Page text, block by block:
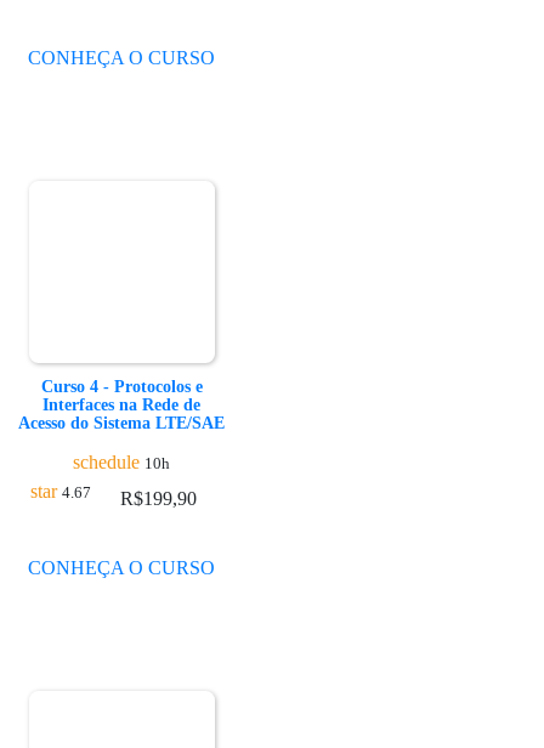
CONHEÇA O CURSO
Curso 4 - Protocolos e
Interfaces na Rede de
Acesso do Sistema LTE/SAE
schedule 10h
star 4.67 R$199,90
CONHEÇA O CURSO